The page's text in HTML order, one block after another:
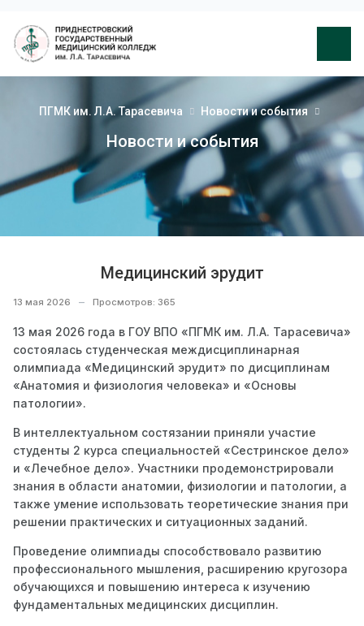
ПГМК им. Л.А. Тарасевича Новости и события
Новости и события
Медицинский эрудит
13 мая 2026 Просмотров: 365
13 мая 2026 года в ГОУ ВПО «ПГМК им. Л.А. Тарасевича»
состоялась студенческая междисциплинарная
олимпиада «Медицинский эрудит» по дисциплинам
«Анатомия и физиология человека» и «Основы
патологии».
В интеллектуальном состязании приняли участие
студенты 2 курса специальностей «Сестринское дело»
и «Лечебное дело». Участники продемонстрировали
знания в области анатомии, физиологии и патологии, а
также умение использовать теоретические знания при
решении практических и ситуационных заданий.
Проведение олимпиады способствовало развитию
профессионального мышления, расширению кругозора
обучающихся и повышению интереса к изучению
фундаментальных медицинских дисциплин.